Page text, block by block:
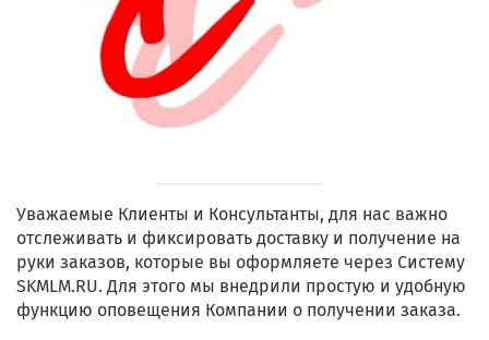
Уважаемые Клиенты и Консультанты, для нас важно
отслеживать и фиксировать доставку и получение на
руки заказов, которые вы оформляете через Систему
SKMLM.RU. Для этого мы внедрили простую и удобную
функцию оповещения Компании о получении заказа.